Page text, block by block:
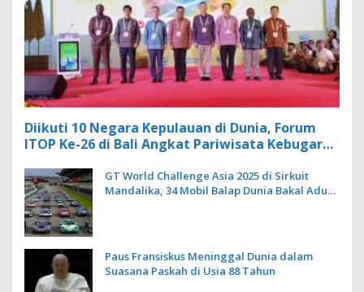
Diikuti 10 Negara Kepulauan di Dunia, Forum
ITOP Ke-26 di Bali Angkat Pariwisata Kebugaran
GT World Challenge Asia 2025 di Sirkuit
Mandalika, 34 Mobil Balap Dunia Bakal Adu
Paus Fransiskus Meninggal Dunia dalam
Suasana Paskah di Usia 88 Tahun